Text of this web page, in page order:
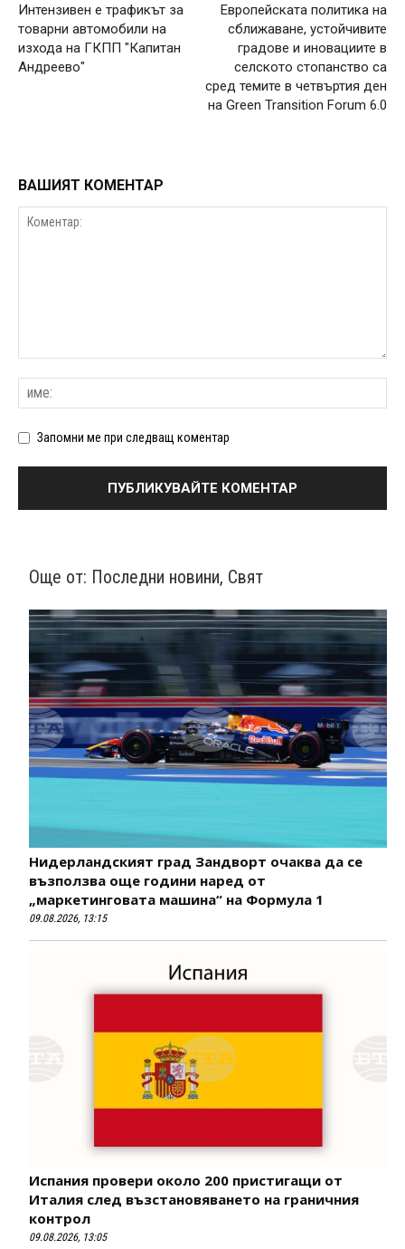
Интензивен е трафикът за
товарни автомобили на
изхода на ГКПП "Капитан
Андреево"
Европейската политика на
сближаване, устойчивите
градове и иновациите в
селското стопанство са
сред темите в четвъртия ден
на Green Transition Forum 6.0
ВАШИЯТ КОМЕНТАР
Запомни ме при следващ коментар
Още от: Последни новини, Свят
Нидерландският град Зандворт очаква да се
възползва още години наред от
„маркетинговата машина“ на Формула 1
09.08.2026, 13:15
Испания провери около 200 пристигащи от
Италия след възстановяването на граничния
контрол
09.08.2026, 13:05